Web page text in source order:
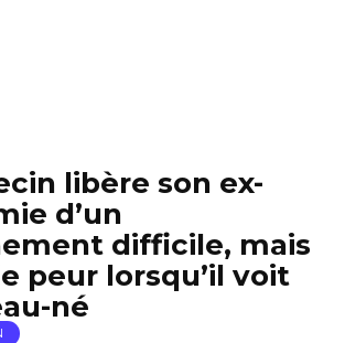
libère son ex-
d’un
difficile, mais
peur lorsqu’il voit
né